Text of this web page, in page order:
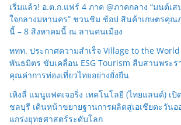
เริ่มแล้ว! อ.ต.ก.แฟร์ 4 ภาค @ภาคกลาง “มนต์เส
ใจกลางมหานคร” ชวนชิม ช้อป สินค้าเกษตรคุณ
นี้ – 8 สิงหาคมนี้ ณ ลานคนเมือง
ททท. ประกาศความสำเร็จ Village to the
พันธมิตร ขับเคลื่อน ESG Tourism สืบสานพระ
คุณค่าการท่องเที่ยวไทยอย่างยั่งยืน
เหิงลี่ แมนูแฟคเจอริ่ง เทคโนโลยี (ไทยแลนด์) เ
ชลบุรี เดินหน้าขยายฐานการผลิตสู่เอเชียตะวันอ
แกร่งยุทธศาสตร์ระดับโลก